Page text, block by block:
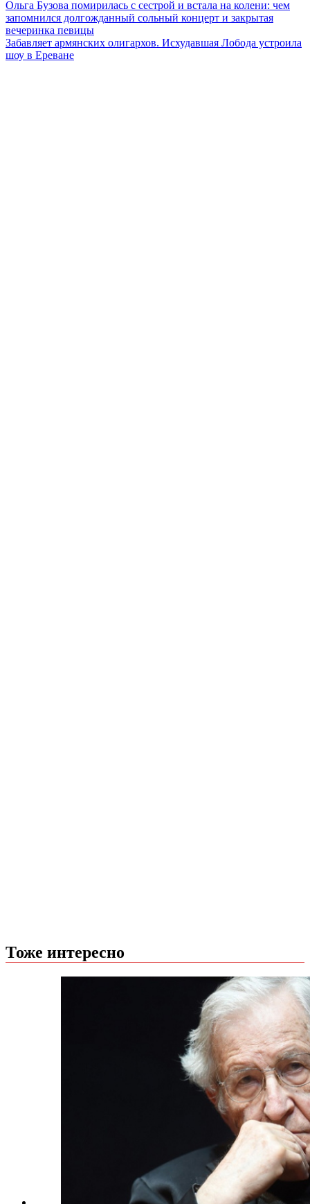
Навигация
по
записям
Ольга Бузова помирилась с сестрой и встала на колени: чем
запомнился долгожданный сольный концерт и закрытая
вечеринка певицы
Забавляет армянских олигархов. Исхудавшая Лобода устроила
шоу в Ереване
Тоже интересно